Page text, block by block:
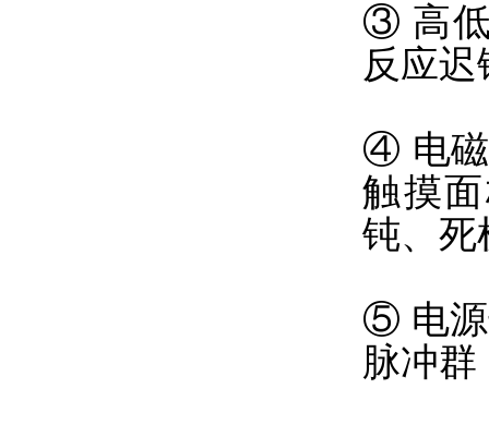
③ 高
反应
④ 电磁
触摸
钝、死
⑤ 电源
脉冲